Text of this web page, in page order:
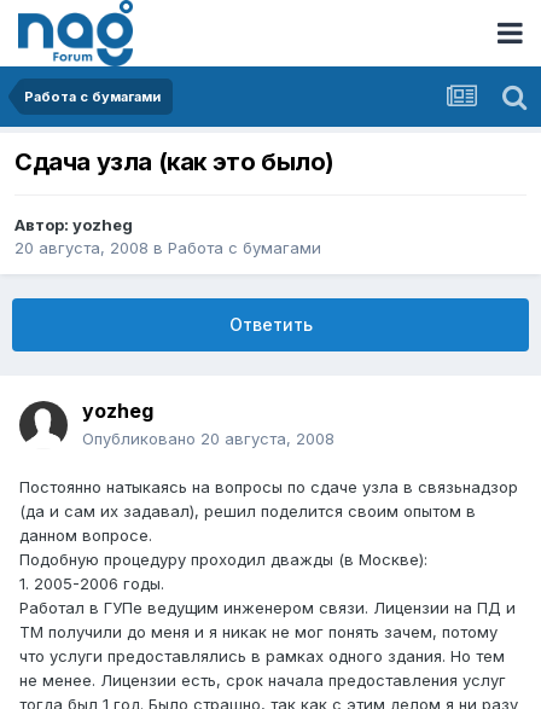
Работа с бумагами
Сдача узла (как это было)
Автор: yozheg
20 августа, 2008 в Работа с бумагами
Ответить
yozheg
Опубликовано 20 августа, 2008
Постоянно натыкаясь на вопросы по сдаче узла в связьнадзор
(да и сам их задавал), решил поделится своим опытом в
данном вопросе.
Подобную процедуру проходил дважды (в Москве):
1. 2005-2006 годы.
Работал в ГУПе ведущим инженером связи. Лицензии на ПД и
ТМ получили до меня и я никак не мог понять зачем, потому
что услуги предоставлялись в рамках одного здания. Но тем
не менее. Лицензии есть, срок начала предоставления услуг
тогда был 1 год. Было страшно, так как с этим делом я ни разу